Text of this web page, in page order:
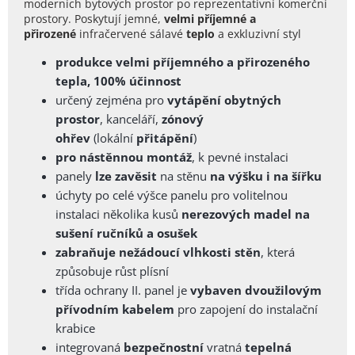
moderních bytových prostor po reprezentativní komerční
prostory. Poskytují jemné, velmi příjemné a
přirozené infračervené sálavé teplo a exkluzivní styl
produkce velmi příjemného a přirozeného
tepla, 100% účinnost
určený zejména pro vytápění obytných
prostor, kanceláří, zónový
ohřev (lokální přitápění)
pro nástěnnou montáž, k pevné instalaci
panely lze zavěsit na stěnu na výšku i na šířku
úchyty po celé výšce panelu pro volitelnou
instalaci několika kusů nerezových madel na
sušení ručníků a osušek
zabraňuje nežádoucí vlhkosti stěn, která
způsobuje růst plísní
třída ochrany II. panel je vybaven dvoužilovým
přívodním kabelem pro zapojení do instalační
krabice
integrovaná bezpečnostní vratná tepelná